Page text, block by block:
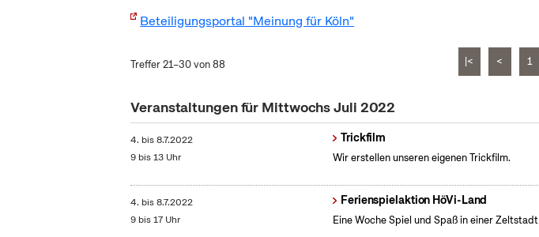
Beteiligungsportal "Meinung für Köln"
Treffer 21–30 von 88 |< < 1
Veranstaltungen für Mittwochs Juli 2022
4. bis8.7.2022
9 bis 13 Uhr
Trickfilm
Wir erstellen unseren eigenen Trickfilm.
4. bis8.7.2022
9 bis 17 Uhr
Ferienspielaktion HöVi-Land
Eine Woche Spiel und Spaß in einer Zeltstadt